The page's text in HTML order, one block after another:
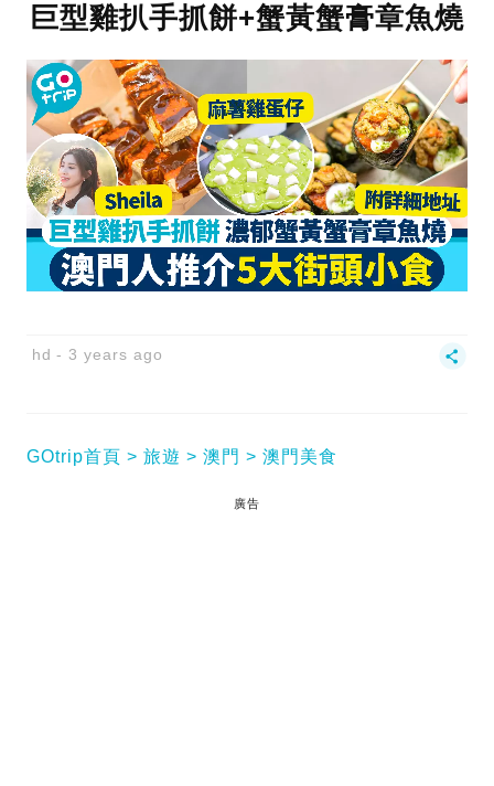
巨型雞扒手抓餅+蟹黃蟹膏章魚燒
hd 3 years ago
GOtrip首頁 旅遊 澳門 澳門美食
廣告